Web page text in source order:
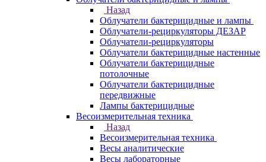
Назад
Облучатели бактерицидные и лампы
Облучатели-рециркуляторы ДЕЗАР
Облучатели-рециркуляторы
Облучатели бактерицидные настенные
Облучатели бактерицидные
потолочные
Облучатели бактерицидные
передвижные
Лампы бактерицидные
Весоизмерительная техника
Назад
Весоизмерительная техника
Весы аналитические
Весы лабораторные